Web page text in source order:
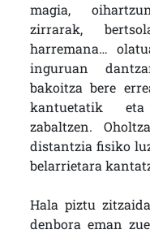
magia,
zirrarak,
harremana…
inguruan
bakoitza bere
kantuetatik
zabaltzen.
distantzia fisiko
belarrietara
Hala piztu
denbora eman